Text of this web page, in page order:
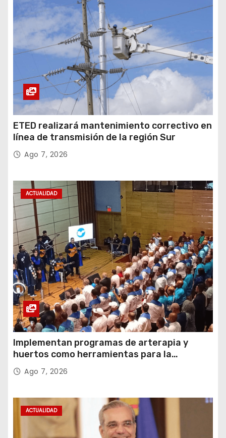
ETED realizará mantenimiento correctivo en
línea de transmisión de la región Sur
Ago 7, 2026
ACTUALIDAD
Implementan programas de arterapia y
huertos como herramientas para la
recuperación y la inclusión social
Ago 7, 2026
ACTUALIDAD